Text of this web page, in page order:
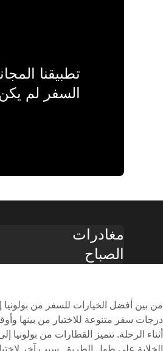
تطبيقنا
السفر لم
مغادرات
الصباح